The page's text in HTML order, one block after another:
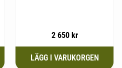
2 650kr